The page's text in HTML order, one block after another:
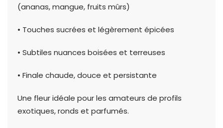
(ananas, mangue, fruits mûrs)
• Touches sucrées et légèrement épicées
• Subtiles nuances boisées et terreuses
• Finale chaude, douce et persistante
Une fleur idéale pour les amateurs de profils
exotiques, ronds et parfumés.